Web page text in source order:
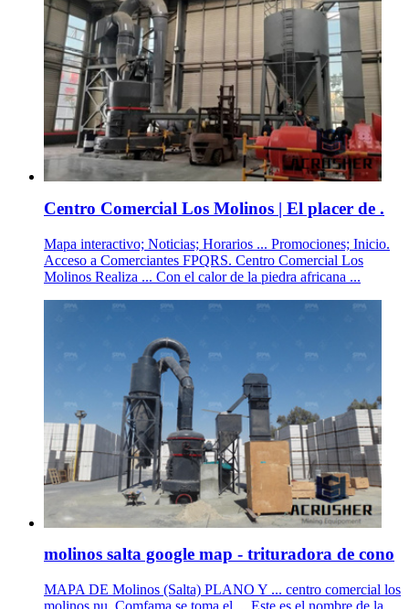
Centro Comercial Los Molinos | El placer de .
Mapa interactivo; Noticias; Horarios ... Promociones; Inicio.
Acceso a Comerciantes FPQRS. Centro Comercial Los
Molinos Realiza ... Con el calor de la piedra africana ...
molinos salta google map - trituradora de cono
MAPA DE Molinos (Salta) PLANO Y ... centro comercial los
molinos nu. Comfama se toma el ... Este es el nombre de la